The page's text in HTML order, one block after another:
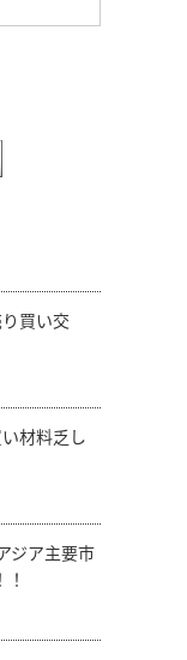
買い交
材料乏し
ジア主要市